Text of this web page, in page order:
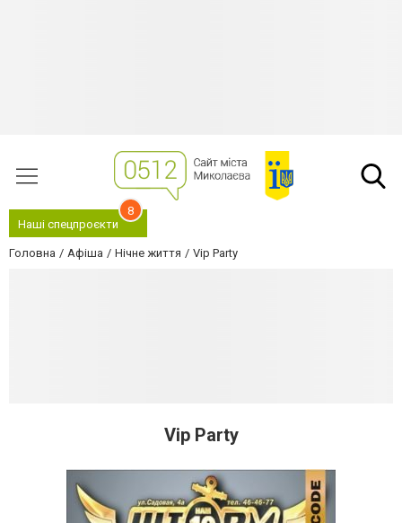
Наші спецпроєкти
8
Головна Афіша Нічне життя Vip Party
Vip Party